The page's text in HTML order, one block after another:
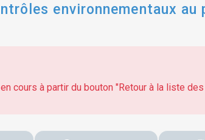
environnementaux au
cours à partir du bouton "Retour à la liste